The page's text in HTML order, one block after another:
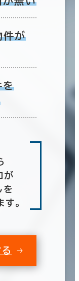
件が
を
が
を
。